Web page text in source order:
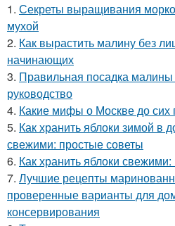
1. Секреты выращивания
мухой
2. Как вырастить малину без
начинающих
3. Правильная посадка
руководство
4. Какие мифы о Москве до сих
5. Как хранить яблоки зимой в
свежими: простые советы
6. Как хранить яблоки
7. Лучшие рецепты
проверенные варианты для
консервирования